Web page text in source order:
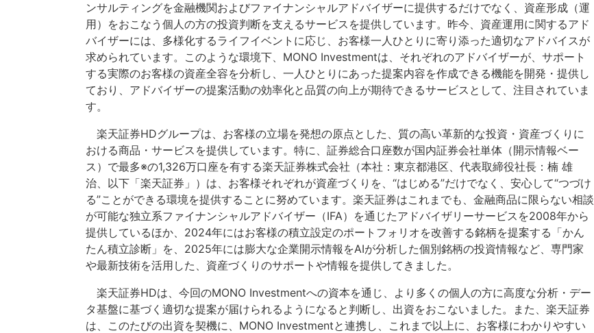
ンサルティングを金融機関およびファイナンシャルアドバイザーに提供するだけでなく、資産形成（運
用）をおこなう個人の方の投資判断を支えるサービスを提供しています。昨今、資産運用に関するアド
バイザーには、多様化するライフイベントに応じ、お客様一人ひとりに寄り添った適切なアドバイスが
求められています。このような環境下、MONO Investmentは、それぞれのアドバイザーが、サポート
する実際のお客様の資産全容を分析し、一人ひとりにあった提案内容を作成できる機能を開発・提供し
ており、アドバイザーの提案活動の効率化と品質の向上が期待できるサービスとして、注目されていま
す。
楽天証券HDグループは、お客様の立場を発想の原点とした、質の高い革新的な投資・資産づくりに
おける商品・サービスを提供しています。特に、証券総合口座数が国内証券会社単体（開示情報ベー
ス）で最多※の1,326万口座を有する楽天証券株式会社（本社：東京都港区、代表取締役社長：楠 雄
治、以下「楽天証券」）は、お客様それぞれが資産づくりを、“はじめる”だけでなく、安心して“つづけ
る”ことができる環境を提供することに努めています。楽天証券はこれまでも、金融商品に限らない相談
が可能な独立系ファイナンシャルアドバイザー（IFA）を通じたアドバイザリーサービスを2008年から
提供しているほか、2024年にはお客様の積立設定のポートフォリオを改善する銘柄を提案する「かん
たん積立診断」を、2025年には膨大な企業開示情報をAIが分析した個別銘柄の投資情報など、専門家
や最新技術を活用した、資産づくりのサポートや情報を提供してきました。
楽天証券HDは、今回のMONO Investmentへの資本を通じ、より多くの個人の方に高度な分析・デー
タ基盤に基づく適切な提案が届けられるようになると判断し、出資をおこないました。また、楽天証券
は、このたびの出資を契機に、MONO Investmentと連携し、これまで以上に、お客様にわかりやすい